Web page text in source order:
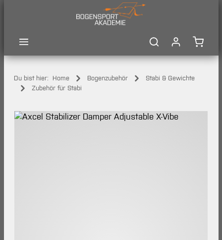
Du bist hier: Home Bogenzubehör
Stabi & Gewichte
Zubehör für Stabi
Bildergalerie überspringen